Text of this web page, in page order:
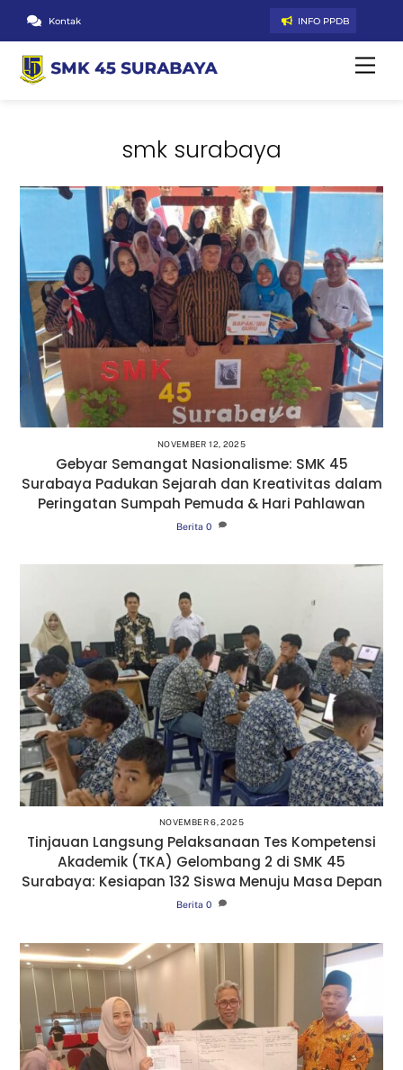
Kontak INFO PPDB
smk surabaya
NOVEMBER 12, 2025
Gebyar Semangat Nasionalisme: SMK 45
Surabaya Padukan Sejarah dan Kreativitas dalam
Peringatan Sumpah Pemuda & Hari Pahlawan
Berita 0
NOVEMBER 6, 2025
Tinjauan Langsung Pelaksanaan Tes Kompetensi
Akademik (TKA) Gelombang 2 di SMK 45
Surabaya: Kesiapan 132 Siswa Menuju Masa Depan
Berita 0